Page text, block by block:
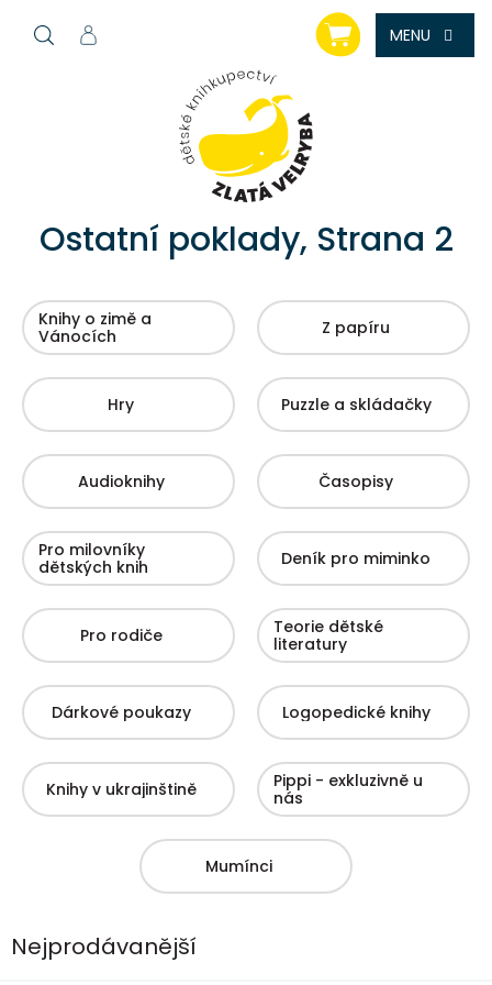
NÁKUPNÍ
KOŠÍK
Ostatní poklady, Strana 2
Knihy o zimě a
Vánocích
Z papíru
Hry Puzzle a skládačky
Audioknihy Časopisy
Pro milovníky
dětských knih
Deník pro miminko
Pro rodiče
Teorie dětské
literatury
Dárkové poukazy Logopedické knihy
Knihy v ukrajinštině
Pippi - exkluzivně u
nás
Mumínci
Nejprodávanější